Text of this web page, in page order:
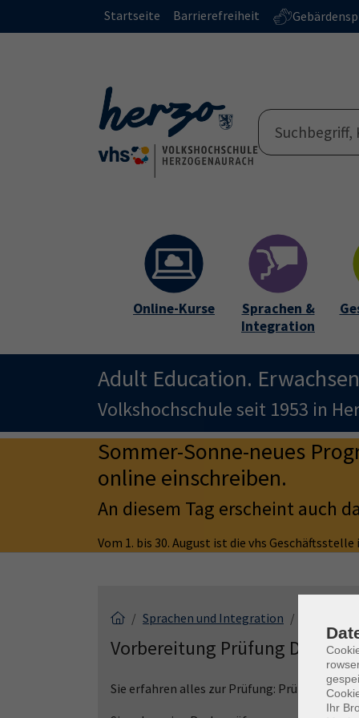
Skip to main content
Skip to page footerStartseite Barrierefreiheit
Online-Kurse
Sprachen &
Integration
Adult Education.
Volkshochschule seit 1953 in
Sommer-Sonne-neues
online einschreiben.
An diesem Tag erscheint auch
Vom 1. bis 30. August ist die vhs
Sprachen und Integration
Vorbereitung Prüfung
Sie erfahren alles zur Prüfung:
Ihr